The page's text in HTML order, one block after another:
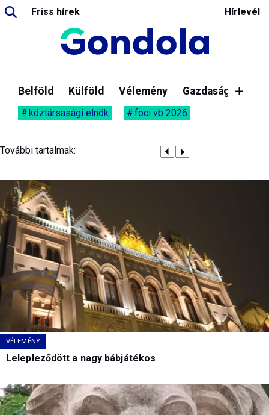
Friss hírek Hírlevél
Belföld Külföld Vélemény Gazdaság
köztársasági elnök foci vb 2026
További tartalmak:
VÉLEMÉNY
Lelepleződött a nagy bábjátékos